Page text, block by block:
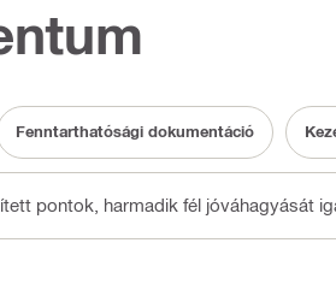
Fenntarthatósági dokumentáció
pontok, harmadik fél jóváhagyását